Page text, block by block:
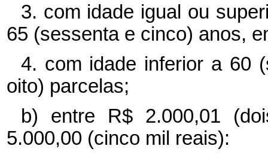
3. com idade igual ou
65 (sessenta e cinco) anos,
4. com idade inferior a 60
oito) parcelas;
b) entre R$ 2.000,01
5.000,00 (cinco mil reais):